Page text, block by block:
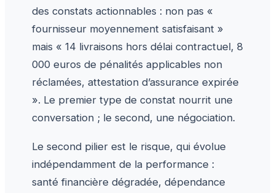
des constats actionnables : non pas «
fournisseur moyennement satisfaisant »
mais « 14 livraisons hors délai contractuel, 8
000 euros de pénalités applicables non
réclamées, attestation d’assurance expirée
». Le premier type de constat nourrit une
conversation ; le second, une négociation.
Le second pilier est le risque, qui évolue
indépendamment de la performance :
santé financière dégradée, dépendance